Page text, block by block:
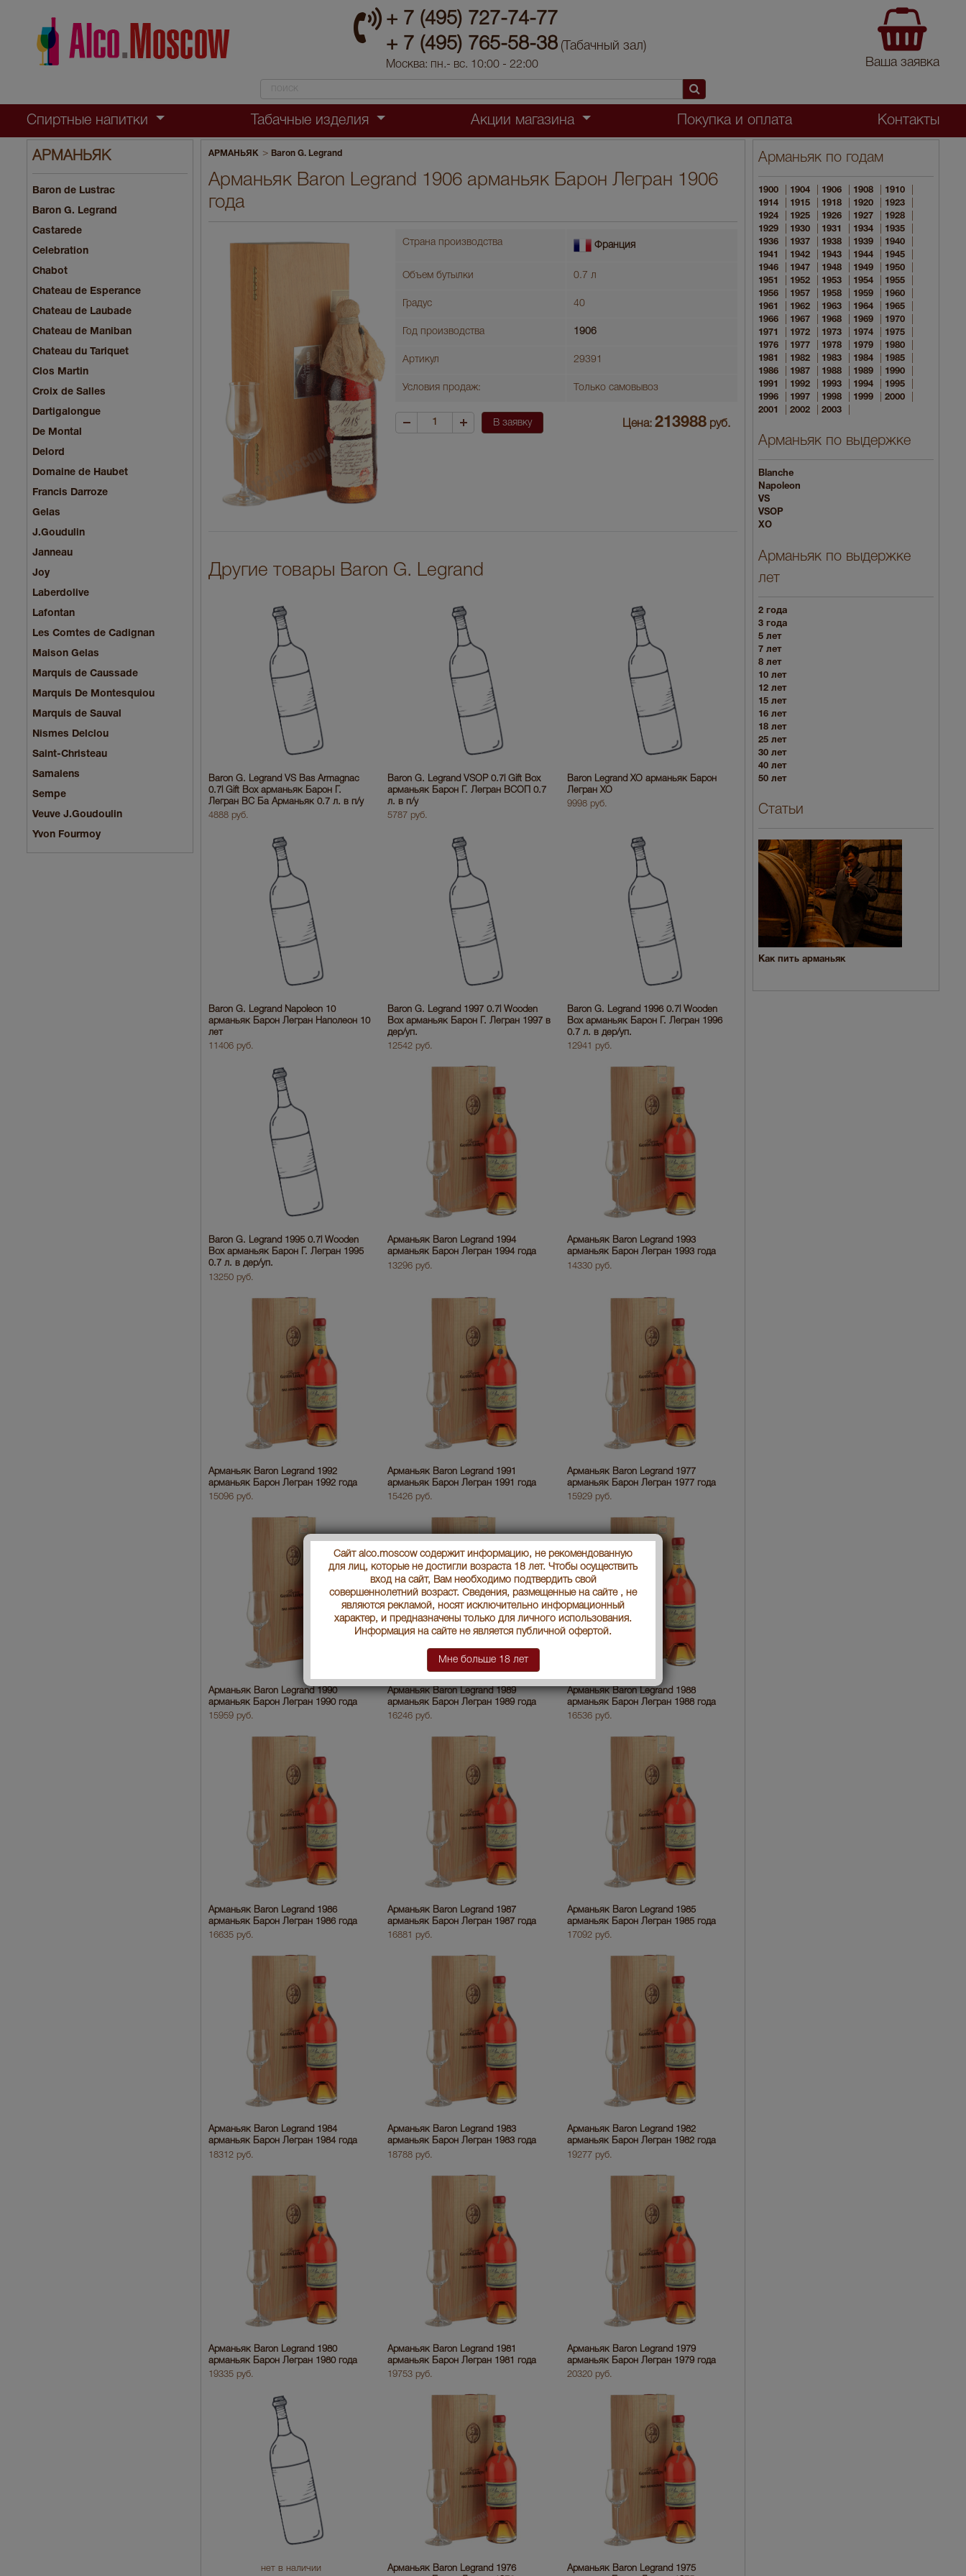
+ 7 (495) 727-74-77
+ 7 (495) 765-58-38 (Табачный зал)
Москва: пн.- вс. 10:00 - 22:00 Ваша заявка
Спиртные напитки Табачные изделия Акции магазина Покупка и оплата Контакты
АРМАНЬЯК
Baron de Lustrac
Baron G. Legrand
Castarede
Celebration
Chabot
Chateau de Esperance
Chateau de Laubade
Chateau de Maniban
Chаteau du Tariquet
Clos Martin
Croix de Salles
Dartigalongue
De Montal
Delord
Domaine de Haubet
Francis Darroze
Gelas
J.Goudulin
Janneau
Joy
Laberdolive
Lafontan
Les Comtes de Cadignan
Maison Gelas
Marquis de Caussade
Marquis De Montesquiou
Marquis de Sauval
Nismes Delclou
Saint-Christeau
Samalens
Sempe
Veuve J.Goudoulin
Yvon Fourmoy
АРМАНЬЯК > Baron G. Legrand
Арманьяк Baron Legrand 1906 арманьяк Барон Легран 1906
года
Страна производства Франция
Объем бутылки 0.7 л
Градус 40
Год производства 1906
Артикул 29391
Условия продаж: Только самовывоз
В заявку Цена: 213988 руб.
Другие товары Baron G. Legrand
Baron G. Legrand VS Bas Armagnac
0.7l Gift Box арманьяк Барон Г.
Легран ВС Ба Арманьяк 0.7 л. в п/у
4888 руб.
Baron G. Legrand VSOP 0.7l Gift Box
арманьяк Барон Г. Легран ВСОП 0.7
л. в п/у
5787 руб.
Baron Legrand XO арманьяк Барон
Легран XO
9998 руб.
Baron G. Legrand Napoleon 10
арманьяк Барон Легран Наполеон 10
лет
11406 руб.
Baron G. Legrand 1997 0.7l Wooden
Box арманьяк Барон Г. Легран 1997 в
дер/уп.
12542 руб.
Baron G. Legrand 1996 0.7l Wooden
Box арманьяк Барон Г. Легран 1996
0.7 л. в дер/уп.
12941 руб.
Baron G. Legrand 1995 0.7l Wooden
Box арманьяк Барон Г. Легран 1995
0.7 л. в дер/уп.
13250 руб.
Арманьяк Baron Legrand 1994
арманьяк Барон Легран 1994 года
13296 руб.
Арманьяк Baron Legrand 1993
арманьяк Барон Легран 1993 года
14330 руб.
Арманьяк Baron Legrand 1992
арманьяк Барон Легран 1992 года
15096 руб.
Арманьяк Baron Legrand 1991
арманьяк Барон Легран 1991 года
15426 руб.
Арманьяк Baron Legrand 1977
арманьяк Барон Легран 1977 года
15929 руб.
Арманьяк Baron Legrand 1990
арманьяк Барон Легран 1990 года
15959 руб.
Арманьяк Baron Legrand 1989
арманьяк Барон Легран 1989 года
16246 руб.
Арманьяк Baron Legrand 1988
арманьяк Барон Легран 1988 года
16536 руб.
Арманьяк Baron Legrand 1986
арманьяк Барон Легран 1986 года
16635 руб.
Арманьяк Baron Legrand 1987
арманьяк Барон Легран 1987 года
16881 руб.
Арманьяк Baron Legrand 1985
арманьяк Барон Легран 1985 года
17092 руб.
Арманьяк Baron Legrand 1984
арманьяк Барон Легран 1984 года
18312 руб.
Арманьяк Baron Legrand 1983
арманьяк Барон Легран 1983 года
18788 руб.
Арманьяк Baron Legrand 1982
арманьяк Барон Легран 1982 года
19277 руб.
Арманьяк Baron Legrand 1980
арманьяк Барон Легран 1980 года
19335 руб.
Арманьяк Baron Legrand 1981
арманьяк Барон Легран 1981 года
19753 руб.
Арманьяк Baron Legrand 1979
арманьяк Барон Легран 1979 года
20320 руб.
нет в наличии
Арманьяк Baron Legrand 1976
Арманьяк Baron Legrand 1975
Арманьяк по годам
1900 1904 1906 1908 1910
1914 1915 1918 1920 1923
1924 1925 1926 1927 1928
1929 1930 1931 1934 1935
1936 1937 1938 1939 1940
1941 1942 1943 1944 1945
1946 1947 1948 1949 1950
1951 1952 1953 1954 1955
1956 1957 1958 1959 1960
1961 1962 1963 1964 1965
1966 1967 1968 1969 1970
1971 1972 1973 1974 1975
1976 1977 1978 1979 1980
1981 1982 1983 1984 1985
1986 1987 1988 1989 1990
1991 1992 1993 1994 1995
1996 1997 1998 1999 2000
2001 2002 2003
Арманьяк по выдержке
Blanche
Napoleon
VS
VSOP
XO
Арманьяк по выдержке
лет
2 года
3 года
5 лет
7 лет
8 лет
10 лет
12 лет
15 лет
16 лет
18 лет
25 лет
30 лет
40 лет
50 лет
Статьи
Как пить арманьяк
Сайт alco.moscow содержит информацию, не рекомендованную
для лиц, которые не достигли возраста 18 лет. Чтобы осуществить
вход на сайт, Вам необходимо подтвердить свой
совершеннолетний возраст. Сведения, размещенные на сайте , не
являются рекламой, носят исключительно информационный
характер, и предназначены только для личного использования.
Информация на сайте не является публичной офертой.
Мне больше 18 лет